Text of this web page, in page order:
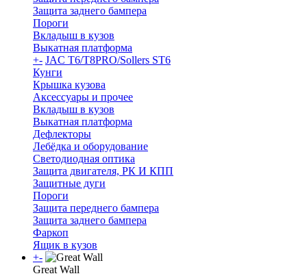
Защита заднего бампера
Пороги
Вкладыш в кузов
Выкатная платформа
+- JAC T6/T8PRO/Sollers ST6
Кунги
Крышка кузова
Аксессуары и прочее
Вкладыш в кузов
Выкатная платформа
Дефлекторы
Лебёдка и оборудование
Светодиодная оптика
Защита двигателя, РК И КПП
Защитные дуги
Пороги
Защита переднего бампера
Защита заднего бампера
Фаркоп
Ящик в кузов
+-
Great Wall